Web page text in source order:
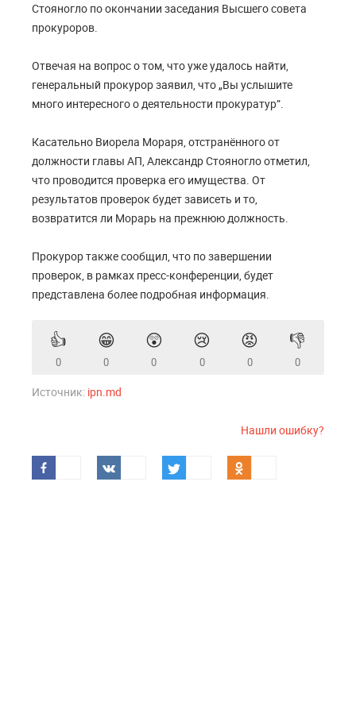
Стояногло по окончании заседания Высшего совета
прокуроров.
Отвечая на вопрос о том, что уже удалось найти,
генеральный прокурор заявил, что „Вы услышите
много интересного о деятельности прокуратур”.
Касательно Виорела Мораря, отстранённого от
должности главы АП, Александр Стояногло отметил,
что проводится проверка его имущества. От
результатов проверок будет зависеть и то,
возвратится ли Морарь на прежнюю должность.
Прокурор также сообщил, что по завершении
проверок, в рамках пресс-конференции, будет
представлена более подробная информация.
👍
0
😁
0
😲
0
😢
0
😡
0
👎
0
Источник: ipn.md
Нашли ошибку?